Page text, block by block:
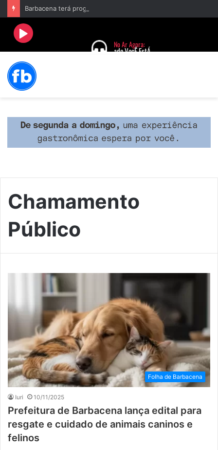
Chamamento
Público
Folha de Barbacena
Iuri 10/11/2025
Prefeitura de Barbacena lança edital para
resgate e cuidado de animais caninos e
felinos